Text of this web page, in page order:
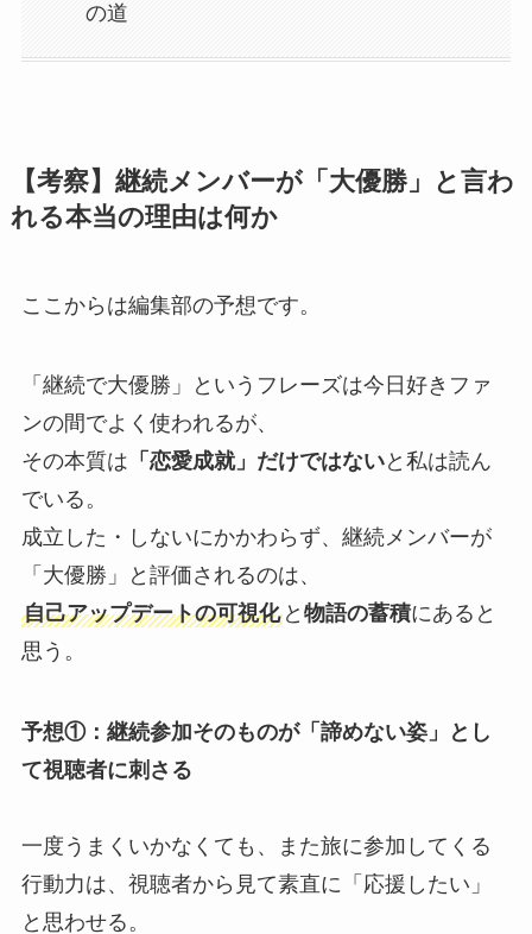
の道
【考察】継続メンバーが「大優勝」と言わ
れる本当の理由は何か
ここからは編集部の予想です。
「継続で大優勝」というフレーズは今日好きファ
ンの間でよく使われるが、
その本質は 「恋愛成就」だけではないと私は読ん
でいる。
成立した・しないにかかわらず、継続メンバーが
「大優勝」と評価されるのは、
自己アップデートの可視化と 物語の蓄積にあると
思う。
予想①：継続参加そのものが「諦めない姿」とし
て視聴者に刺さる
一度うまくいかなくても、また旅に参加してくる
行動力は、視聴者から見て素直に「応援したい」
と思わせる。